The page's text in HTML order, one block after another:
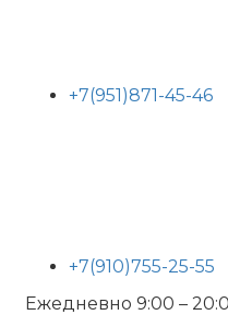
+7(951)871-45-46
+7(910)755-25-55
Ежедневно 9:00 –